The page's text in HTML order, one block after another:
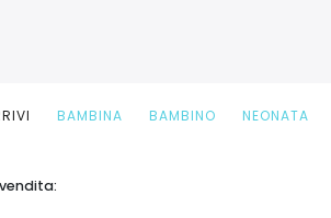
BAMBINA BAMBINO NEONATA